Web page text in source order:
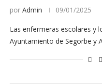
por Admin 09/01/2025
Las enfermeras escolares y
Ayuntamiento de Segorbe y